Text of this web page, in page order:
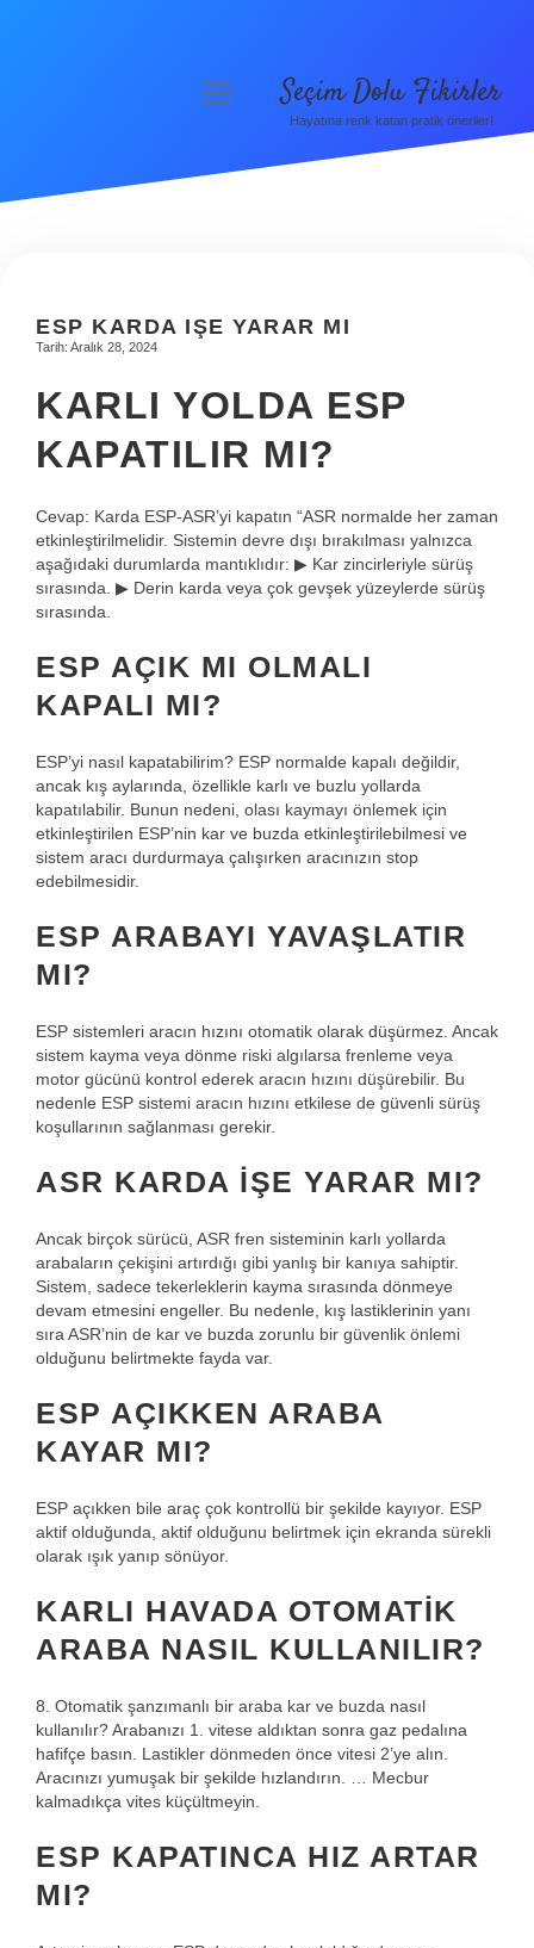
Gizlilik Politikası
menüyü
aç
Seçim Dolu Fikirler
Hayatına renk katan pratik öneriler!
ESP KARDA IŞE YARAR MI
Tarih: Aralık 28, 2024
KARLI YOLDA ESP
KAPATILIR MI?
Cevap: Karda ESP-ASR’yi kapatın “ASR normalde her zaman
etkinleştirilmelidir. Sistemin devre dışı bırakılması yalnızca
aşağıdaki durumlarda mantıklıdır: ▶ Kar zincirleriyle sürüş
sırasında. ▶ Derin karda veya çok gevşek yüzeylerde sürüş
sırasında.
ESP AÇIK MI OLMALI
KAPALI MI?
ESP’yi nasıl kapatabilirim? ESP normalde kapalı değildir,
ancak kış aylarında, özellikle karlı ve buzlu yollarda
kapatılabilir. Bunun nedeni, olası kaymayı önlemek için
etkinleştirilen ESP’nin kar ve buzda etkinleştirilebilmesi ve
sistem aracı durdurmaya çalışırken aracınızın stop
edebilmesidir.
ESP ARABAYI YAVAŞLATIR
MI?
ESP sistemleri aracın hızını otomatik olarak düşürmez. Ancak
sistem kayma veya dönme riski algılarsa frenleme veya
motor gücünü kontrol ederek aracın hızını düşürebilir. Bu
nedenle ESP sistemi aracın hızını etkilese de güvenli sürüş
koşullarının sağlanması gerekir.
ASR KARDA IŞE YARAR MI?
Ancak birçok sürücü, ASR fren sisteminin karlı yollarda
arabaların çekişini artırdığı gibi yanlış bir kanıya sahiptir.
Sistem, sadece tekerleklerin kayma sırasında dönmeye
devam etmesini engeller. Bu nedenle, kış lastiklerinin yanı
sıra ASR’nin de kar ve buzda zorunlu bir güvenlik önlemi
olduğunu belirtmekte fayda var.
ESP AÇIKKEN ARABA
KAYAR MI?
ESP açıkken bile araç çok kontrollü bir şekilde kayıyor. ESP
aktif olduğunda, aktif olduğunu belirtmek için ekranda sürekli
olarak ışık yanıp sönüyor.
KARLI HAVADA OTOMATIK
ARABA NASIL KULLANILIR?
8. Otomatik şanzımanlı bir araba kar ve buzda nasıl
kullanılır? Arabanızı 1. vitese aldıktan sonra gaz pedalına
hafifçe basın. Lastikler dönmeden önce vitesi 2’ye alın.
Aracınızı yumuşak bir şekilde hızlandırın. … Mecbur
kalmadıkça vites küçültmeyin.
ESP KAPATINCA HIZ ARTAR
MI?